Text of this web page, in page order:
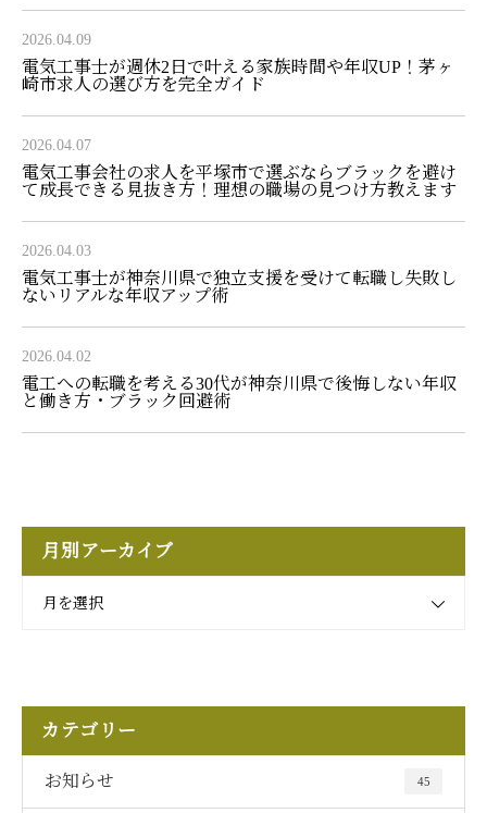
2026.04.09
電気工事士が週休2日で叶える家族時間や年収UP！茅ヶ
崎市求人の選び方を完全ガイド
2026.04.07
電気工事会社の求人を平塚市で選ぶならブラックを避け
て成長できる見抜き方！理想の職場の見つけ方教えます
2026.04.03
電気工事士が神奈川県で独立支援を受けて転職し失敗し
ないリアルな年収アップ術
2026.04.02
電工への転職を考える30代が神奈川県で後悔しない年収
と働き方・ブラック回避術
月別アーカイブ
月を選択
カテゴリー
お知らせ 45